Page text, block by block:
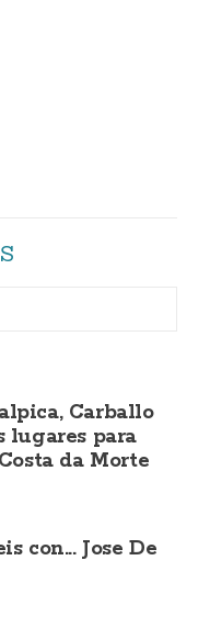
Carballo
lugares para
da Morte
con... Jose De